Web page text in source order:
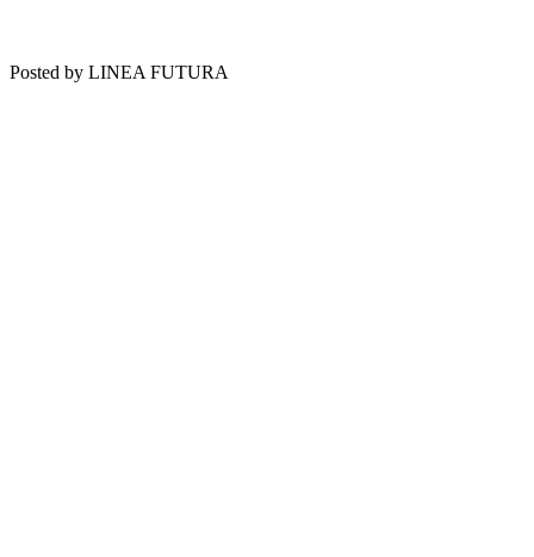
Posted by LINEA FUTURA